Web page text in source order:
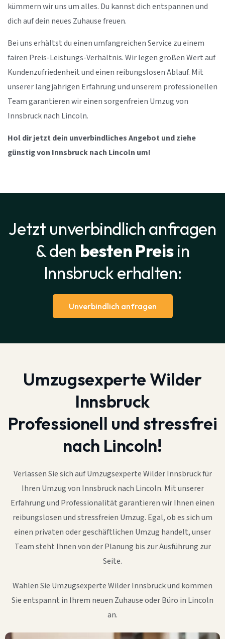
kümmern wir uns um alles. Du kannst dich entspannen und
dich auf dein neues Zuhause freuen.
Bei uns erhältst du einen umfangreichen Service zu einem
fairen Preis-Leistungs-Verhältnis. Wir legen großen Wert auf
Kundenzufriedenheit und einen reibungslosen Ablauf. Mit
unserer langjährigen Erfahrung und unserem professionellen
Team garantieren wir einen sorgenfreien Umzug von
Innsbruck nach Lincoln.
Hol dir jetzt dein unverbindliches Angebot und ziehe
günstig von Innsbruck nach Lincoln um!
Jetzt unverbindlich anfragen
& den besten Preisin
Innsbruck erhalten:
Unverbindlich anfragen
Umzugsexperte Wilder
Innsbruck
Professionell und stressfrei
nach Lincoln!
Verlassen Sie sich auf Umzugsexperte Wilder Innsbruck für
Ihren Umzug von Innsbruck nach Lincoln. Mit unserer
Erfahrung und Professionalität garantieren wir Ihnen einen
reibungslosen und stressfreien Umzug. Egal, ob es sich um
einen privaten oder geschäftlichen Umzug handelt, unser
Team steht Ihnen von der Planung bis zur Ausführung zur
Seite.
Wählen Sie Umzugsexperte Wilder Innsbruck und kommen
Sie entspannt in Ihrem neuen Zuhause oder Büro in Lincoln
an.